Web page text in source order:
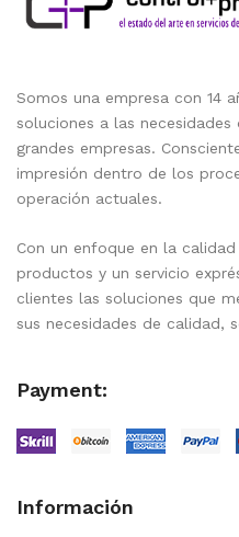
Somos una empresa con 14
soluciones a las
grandes empresas.
impresión dentro de los
operación actuales.
Con un enfoque en la
productos y un servicio
clientes las soluciones que
sus necesidades de calidad,
Payment:
Información